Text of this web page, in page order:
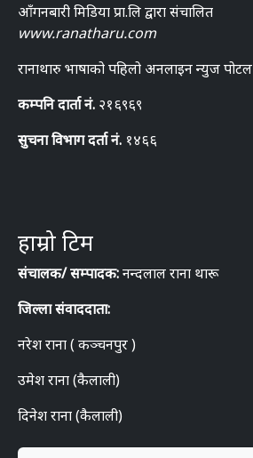
आँगनबारी मिडिया प्रा.लि द्वारा संचालित
www.ranatharu.com
रानाथारु भाषाको पहिलो अनलाइन न्युज पोटल
कम्पनि दार्ता नं. २१६९६९
सुचना विभाग दर्ता नं. १४६६
हाम्रो टिम
संचालक/ सम्पादक:नन्दलाल राना थारू
जिल्ला संवाददाता:
नरेश राना ( कञ्चनपुर )
उमेश राना (कैलाली)
दिनेश राना (कैलाली)